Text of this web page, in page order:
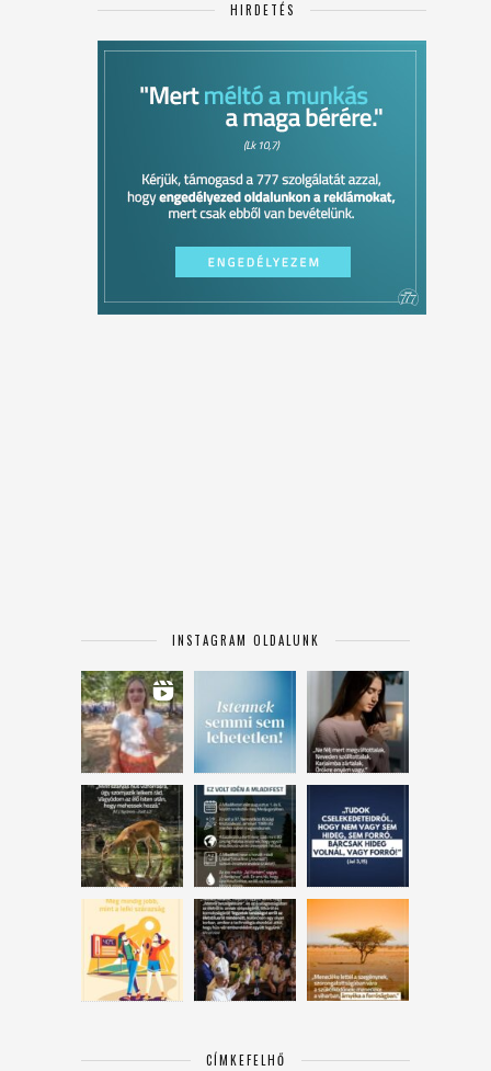
HIRDETÉS
INSTAGRAM OLDALUNK
CÍMKEFELHŐ